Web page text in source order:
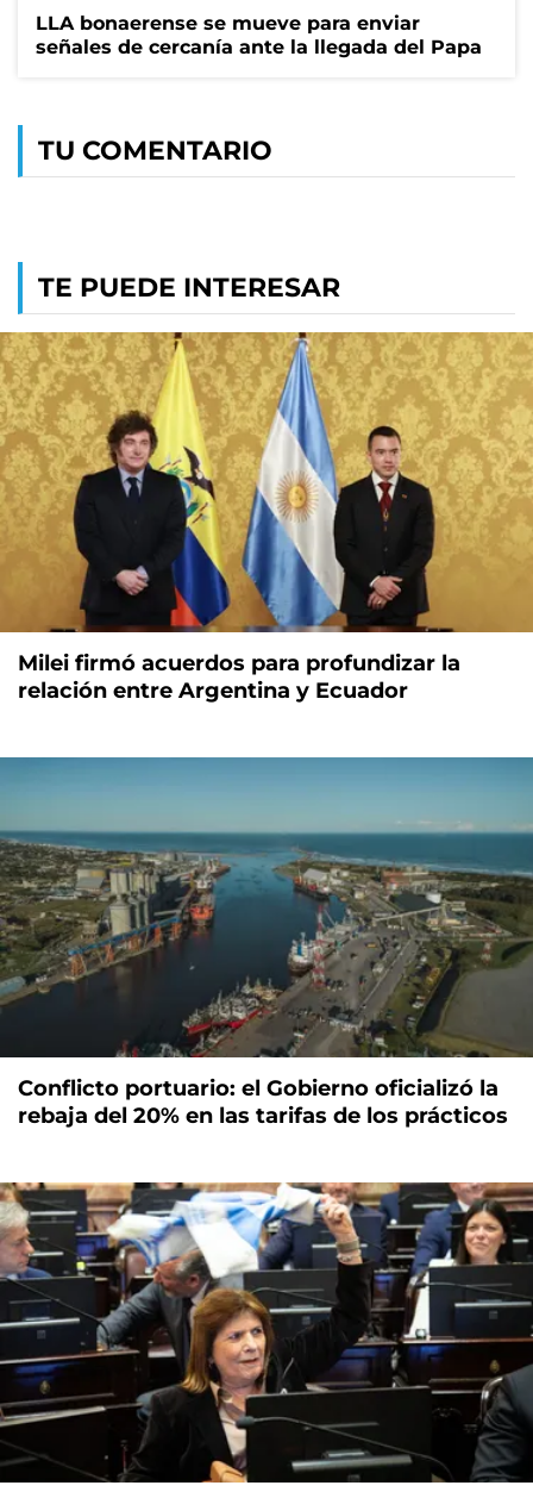
LLA bonaerense se mueve para enviar
señales de cercanía ante la llegada del Papa
TU COMENTARIO
TE PUEDE INTERESAR
Milei firmó acuerdos para profundizar la
relación entre Argentina y Ecuador
Conflicto portuario: el Gobierno oficializó la
rebaja del 20% en las tarifas de los prácticos